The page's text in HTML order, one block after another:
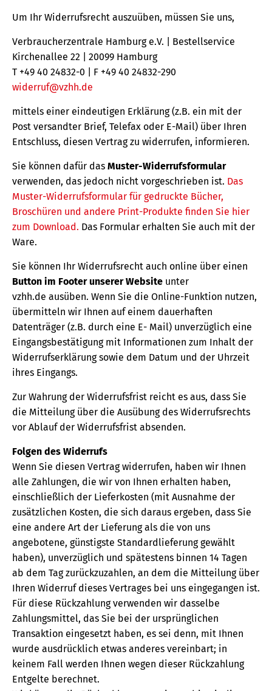
Um Ihr Widerrufsrecht auszuüben, müssen Sie uns,
Verbraucherzentrale Hamburg e.V. | Bestellservice
Kirchenallee 22 | 20099 Hamburg
T +49 40 24832-0 | F +49 40 24832-290
widerruf@vzhh.de
mittels einer eindeutigen Erklärung (z.B. ein mit der
Post versandter Brief, Telefax oder E-Mail) über Ihren
Entschluss, diesen Vertrag zu widerrufen, informieren.
Sie können dafür das Muster-Widerrufsformular
verwenden, das jedoch nicht vorgeschrieben ist. Das
Muster-Widerrufsformular für gedruckte Bücher,
Broschüren und andere Print-Produkte finden Sie hier
zum Download. Das Formular erhalten Sie auch mit der
Ware.
Sie können Ihr Widerrufsrecht auch online über einen
Button im Footer unserer Website unter
vzhh.de ausüben. Wenn Sie die Online-Funktion nutzen,
übermitteln wir Ihnen auf einem dauerhaften
Datenträger (z.B. durch eine E- Mail) unverzüglich eine
Eingangsbestätigung mit Informationen zum Inhalt der
Widerrufserklärung sowie dem Datum und der Uhrzeit
ihres Eingangs.
Zur Wahrung der Widerrufsfrist reicht es aus, dass Sie
die Mitteilung über die Ausübung des Widerrufsrechts
vor Ablauf der Widerrufsfrist absenden.
Folgen des Widerrufs
Wenn Sie diesen Vertrag widerrufen, haben wir Ihnen
alle Zahlungen, die wir von Ihnen erhalten haben,
einschließlich der Lieferkosten (mit Ausnahme der
zusätzlichen Kosten, die sich daraus ergeben, dass Sie
eine andere Art der Lieferung als die von uns
angebotene, günstigste Standardlieferung gewählt
haben), unverzüglich und spätestens binnen 14 Tagen
ab dem Tag zurückzuzahlen, an dem die Mitteilung über
Ihren Widerruf dieses Vertrages bei uns eingegangen ist.
Für diese Rückzahlung verwenden wir dasselbe
Zahlungsmittel, das Sie bei der ursprünglichen
Transaktion eingesetzt haben, es sei denn, mit Ihnen
wurde ausdrücklich etwas anderes vereinbart; in
keinem Fall werden Ihnen wegen dieser Rückzahlung
Entgelte berechnet.